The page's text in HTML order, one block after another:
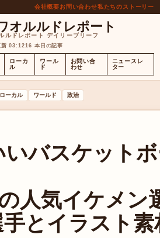
会社概要お問い合わせ私たちのストーリー
オルルドレポート
ルドレポート デイリーブリーフ
新 03:1216 本日の記事
ローカ
ル
ワール
ド
お問い合
わせ
ニュースレ
ター
ローカル ワールド 政治
バスケット
人気イケメン
とイラスト